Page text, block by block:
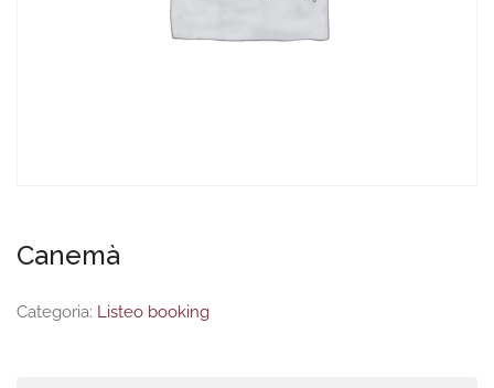
Canemà
Categoria: Listeo booking